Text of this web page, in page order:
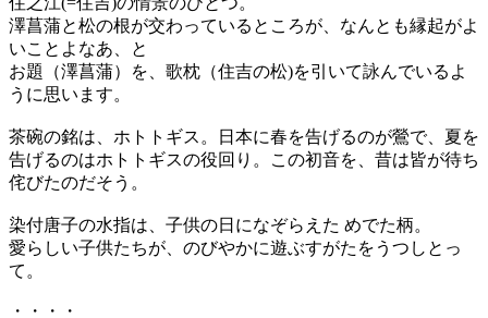
澤菖蒲と松の根が交わっているところが、なんとも縁起がよ
いことよなあ、と
お題（澤菖蒲）を、歌枕（住吉の松)を引いて詠んでいるよ
うに思います。
茶碗の銘は、ホトトギス。日本に春を告げるのが鶯で、夏を
告げるのはホトトギスの役回り。この初音を、昔は皆が待ち
侘びたのだそう。
染付唐子の水指は、子供の日になぞらえた めでた柄。
愛らしい子供たちが、のびやかに遊ぶすがたをうつしとっ
て。
・・・・